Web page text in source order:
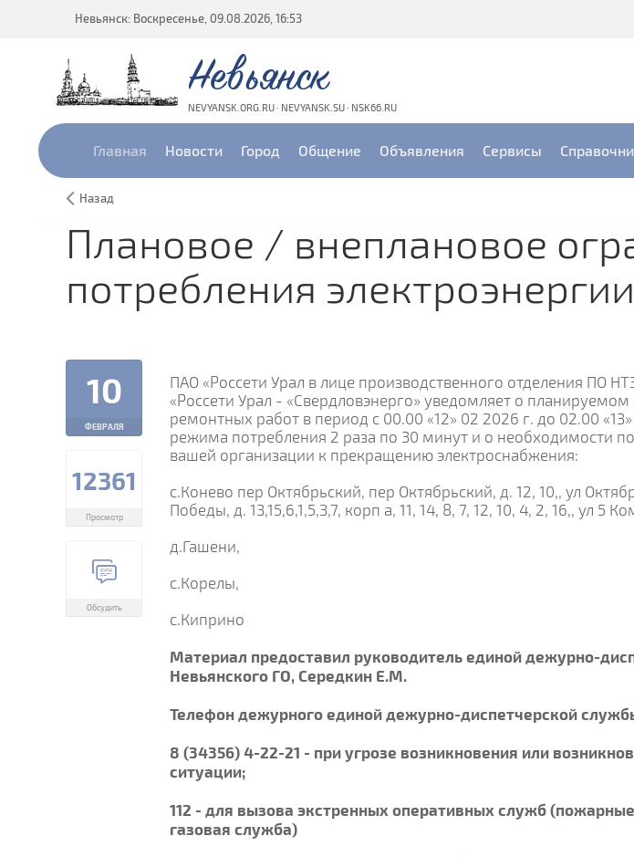
Невьянск: Воскресенье, 09.08.2026, 16:53
Невьянск
NEVYANSK.ORG.RU · NEVYANSK.SU · NSK66.RU
Главная Новости Город Общение Объявления Сервисы
Назад
Плановое / внеплановое
потребления
10
ФЕВРАЛЯ
12361
Просмотр
Обсудить
ПАО «Россети Урал в лице производственного отделения ПО
«Россети Урал - «Свердловэнерго» уведомляет о
ремонтных работ в период с 00.00 «12» 02 2026 г. до 02.00
режима потребления 2 раза по 30 минут и о необходимости
вашей организации к прекращению электроснабжения:
с.Конево пер Октябрьский, пер Октябрьский, д. 12, 10,, ул
Победы, д. 13,15,6,1,5,3,7, корп а, 11, 14, 8, 7, 12, 10, 4, 2, 16,, ул 5
д.Гашени,
с.Корелы,
с.Киприно
Материал предоставил руководитель единой дежурно-
Невьянского ГО, Середкин Е.М.
Телефон дежурного единой дежурно-диспетчерской
8 (34356) 4-22-21 - при угрозе возникновения или
ситуации;
112 - для вызова экстренных оперативных служб
газовая служба)